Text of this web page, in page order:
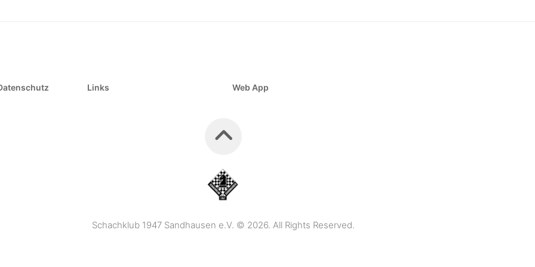
Links Web App
Schachklub 1947 Sandhausen e.V. © 2026. All Rights Reserved.